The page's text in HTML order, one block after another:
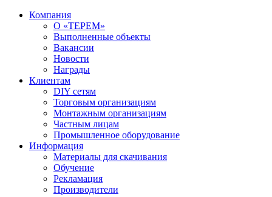
Компания
О «ТЕРЕМ»
Выполненные объекты
Вакансии
Новости
Награды
Клиентам
DIY сетям
Торговым организациям
Монтажным организациям
Частным лицам
Промышленное оборудование
Информация
Материалы для скачивания
Обучение
Рекламация
Производители